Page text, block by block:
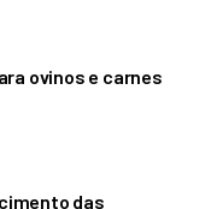
ovinos e carnes
das